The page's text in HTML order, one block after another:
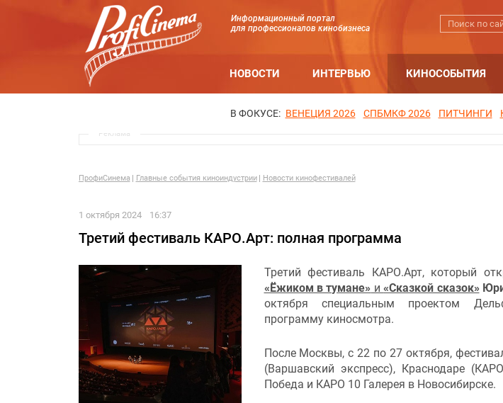
Информационный портал
для профессионалов кинобизнеса
НОВОСТИ ИНТЕРВЬЮ КИНОСОБЫТИЯ
В ФОКУСЕ: ВЕНЕЦИЯ 2026 СПБМКФ 2026 ПИТЧИНГИ
Реклама
ПрофиСинема Главные события киноиндустрии Новости кинофестивалей
1 октября 2024 16:37
Третий фестиваль КАРО.Арт: полная программа
Третий фестиваль КАРО.Арт, который
«Ёжиком в тумане» и«Сказкой сказок»
октября специальным проектом
программу киносмотра.
После Москвы, с 22 по 27 октября,
(Варшавский экспресс), Краснодаре
Победа и КАРО 10 Галерея в Новосибирске.